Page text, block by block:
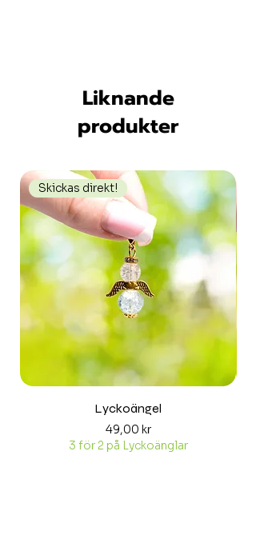
Liknande
produkter
Skickas direkt!
Lyckoängel
Pris
49,00 kr
3 för 2 på Lyckoänglar